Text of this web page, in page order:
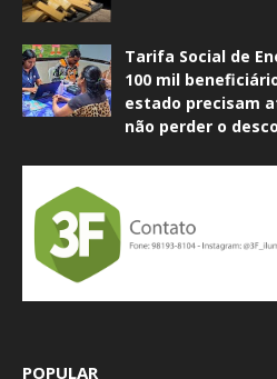
Tarifa Social de
100 mil
estado precisam
não perder o
POPULAR